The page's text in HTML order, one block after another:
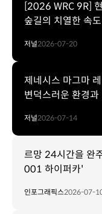
[2026 WRC 9R]
숲길의 치열한 속
저널2026-07-20
제네시스 마그마
변덕스러운 환경
저널2026-07-14
르망 24시간을 완
001 하이퍼카'
인포그래픽스2026-07-